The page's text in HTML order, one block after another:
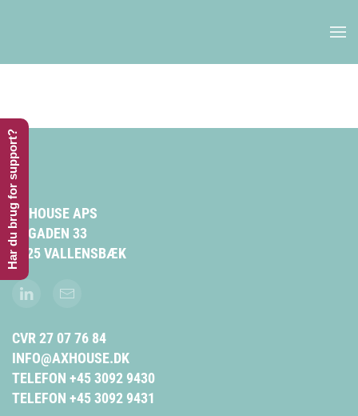
AXHOUSE APS
BYGADEN 33
2625 VALLENSBÆK
CVR 27 07 76 84
INFO@AXHOUSE.DK
TELEFON +45 3092 9430
TELEFON +45 3092 9431
Har du brug for support?